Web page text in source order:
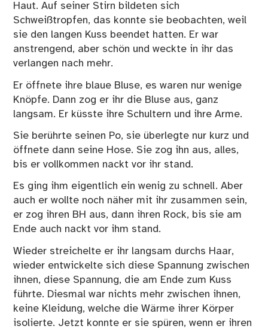
Haut. Auf seiner Stirn bildeten sich
Schweißtropfen, das konnte sie beobachten, weil
sie den langen Kuss beendet hatten. Er war
anstrengend, aber schön und weckte in ihr das
verlangen nach mehr.
Er öffnete ihre blaue Bluse, es waren nur wenige
Knöpfe. Dann zog er ihr die Bluse aus, ganz
langsam. Er küsste ihre Schultern und ihre Arme.
Sie berührte seinen Po, sie überlegte nur kurz und
öffnete dann seine Hose. Sie zog ihn aus, alles,
bis er vollkommen nackt vor ihr stand.
Es ging ihm eigentlich ein wenig zu schnell. Aber
auch er wollte noch näher mit ihr zusammen sein,
er zog ihren BH aus, dann ihren Rock, bis sie am
Ende auch nackt vor ihm stand.
Wieder streichelte er ihr langsam durchs Haar,
wieder entwickelte sich diese Spannung zwischen
ihnen, diese Spannung, die am Ende zum Kuss
führte. Diesmal war nichts mehr zwischen ihnen,
keine Kleidung, welche die Wärme ihrer Körper
isolierte. Jetzt konnte er sie spüren, wenn er ihren